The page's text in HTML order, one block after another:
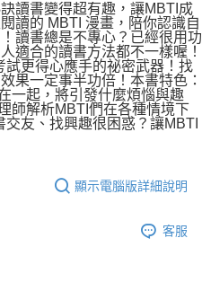
讀書變得超有趣，讓MBTI成
讀的 MBTI 漫畫，陪你認識自
讀書總是不專心？已經很用功
適合的讀書方法都不一樣喔！
試更得心應手的祕密武器！找
果一定事半功倍！本書特色：
一起，將引發什麼煩惱與趣
師解析MBTI們在各種情境下
友、找興趣很困惑？讓MBTI
顯示電腦版詳細說明
客服